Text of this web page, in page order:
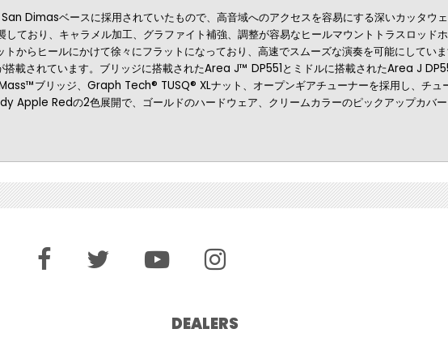
Dimasベースに採用されていたもので、高音域へのアクセスを容易にする深いカッタウ
ており、キャラメル加工、グラファイト補強、調整が容易なヒールマウントトラスロッド
からヒールにかけて徐々にフラットになっており、高速でスムーズな演奏を可能にして
載されています。ブリッジに搭載されたArea J™ DP551とミドルに搭載されたArea J
ブリッジ、Graph Tech® TUSQ® XLナット、オープンギアチューナーを採用し、チュ
Redの2色展開で、ゴールドのハードウェア、クリームカラーのピックアップカ
DEALERS